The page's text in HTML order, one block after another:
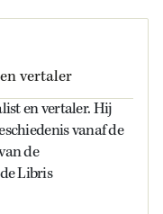
vertaler
en vertaler. Hij
vanaf de
de
Libris